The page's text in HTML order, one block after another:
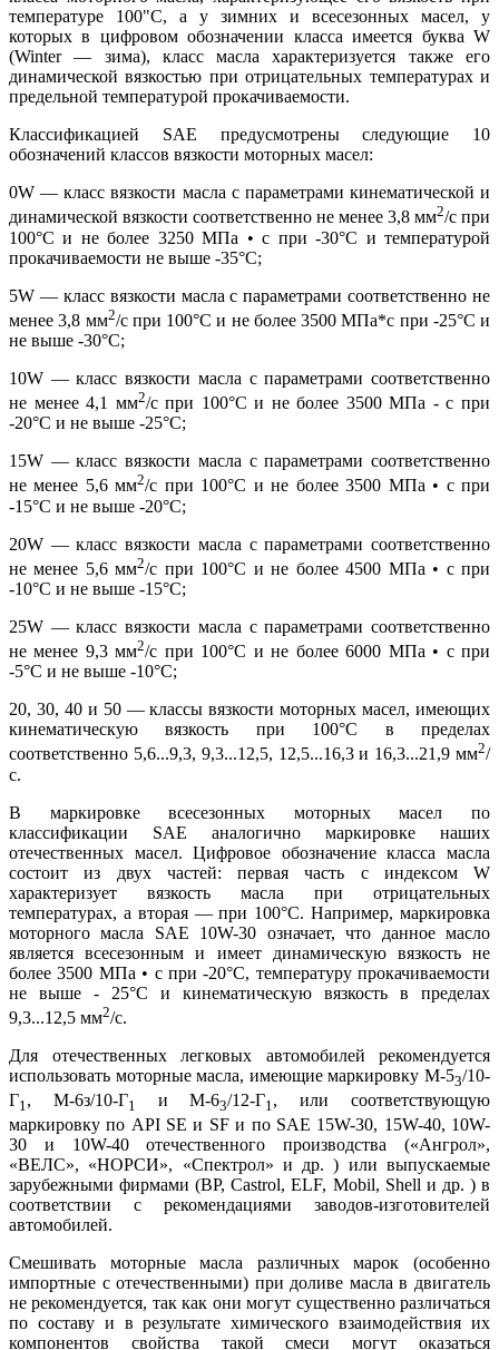
температуре 100"С, а у зимних и всесезонных масел, у
которых в цифровом обозначении класса имеется буква W
(Winter — зима), класс масла характеризуется также его
динамической вязкостью при отрицательных температурах и
предельной температурой прокачиваемости.
Классификацией SAE предусмотрены следующие 10
обозначений классов вязкости моторных масел:
0W — класс вязкости масла с параметрами кинематической и
динамической вязкости соответственно не менее 3,8 мм2/с при
100°С и не более 3250 МПа • с при -30°С и температурой
прокачиваемости не выше -35°С;
5W — класс вязкости масла с параметрами соответственно не
менее 3,8 мм2/с при 100°С и не более 3500 МПа*с при -25°С и
не выше -30°С;
10W — класс вязкости масла с параметрами соответственно
не менее 4,1 мм2/с при 100°С и не более 3500 МПа - с при
-20°С и не выше -25°С;
15W — класс вязкости масла с параметрами соответственно
не менее 5,6 мм2/с при 100°С и не более 3500 МПа • с при
-15°С и не выше -20°С;
20W — класс вязкости масла с параметрами соответственно
не менее 5,6 мм2/с при 100°С и не более 4500 МПа • с при
-10°С и не выше -15°С;
25W — класс вязкости масла с параметрами соответственно
не менее 9,3 мм2/с при 100°С и не более 6000 МПа • с при
-5°С и не выше -10°С;
20, 30, 40 и 50 — классы вязкости моторных масел, имеющих
кинематическую вязкость при 100°С в пределах
соответственно 5,6...9,3, 9,3...12,5, 12,5...16,3 и 16,3...21,9 мм2/
с.
В маркировке всесезонных моторных масел по
классификации SAE аналогично маркировке наших
отечественных масел. Цифровое обозначение класса масла
состоит из двух частей: первая часть с индексом W
характеризует вязкость масла при отрицательных
температурах, а вторая — при 100°С. Например, маркировка
моторного масла SAE 10W-30 означает, что данное масло
является всесезонным и имеет динамическую вязкость не
более 3500 МПа • с при -20°С, температуру прокачиваемости
не выше - 25°С и кинематическую вязкость в пределах
9,3...12,5 мм2/с.
Для отечественных легковых автомобилей рекомендуется
использовать моторные масла, имеющие маркировку M-53/10-
Г1, М-6з/10-Г1 и М-63/12-Г1, или соответствующую
маркировку по API SE и SF и по SAE 15W-30, 15W-40, 10W-
30 и 10W-40 отечественного производства («Ангрол»,
«ВЕЛС», «НОРСИ», «Спектрол» и др. ) или выпускаемые
зарубежными фирмами (BP, Castrol, ELF, Mobil, Shell и др. ) в
соответствии с рекомендациями заводов-изготовителей
автомобилей.
Смешивать моторные масла различных марок (особенно
импортные с отечественными) при доливе масла в двигатель
не рекомендуется, так как они могут существенно различаться
по составу и в результате химического взаимодействия их
компонентов свойства такой смеси могут оказаться